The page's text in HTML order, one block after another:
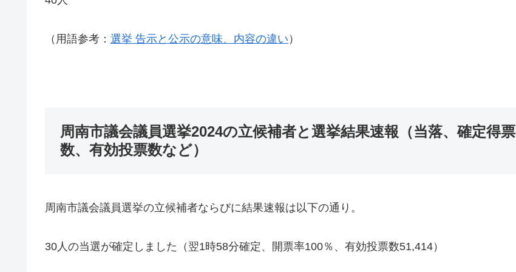
（用語参考： 選挙 告示と公示の意味、内容の違い ）
周南市議会議員選挙2024の立候補者と選挙結果速報（当落、確定得票
数、有効投票数など）
周南市議会議員選挙の立候補者ならびに結果速報は以下の通り。
30人の当選が確定しました（翌1時58分確定、開票率100％、有効投票数51,414）